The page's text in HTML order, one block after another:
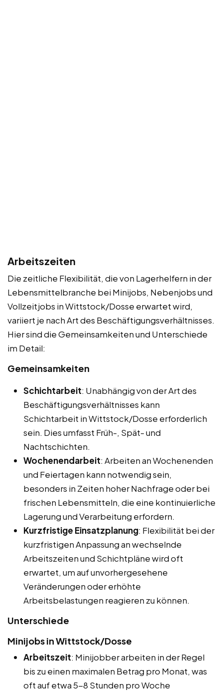
Arbeitszeiten
Die zeitliche Flexibilität, die von Lagerhelfern in der
Lebensmittelbranche bei Minijobs, Nebenjobs und
Vollzeitjobs in Wittstock/Dosse erwartet wird,
variiert je nach Art des Beschäftigungsverhältnisses.
Hier sind die Gemeinsamkeiten und Unterschiede
im Detail:
Gemeinsamkeiten
Schichtarbeit: Unabhängig von der Art des
Beschäftigungsverhältnisses kann
Schichtarbeit in Wittstock/Dosse erforderlich
sein. Dies umfasst Früh-, Spät- und
Nachtschichten.
Wochenendarbeit: Arbeiten an Wochenenden
und Feiertagen kann notwendig sein,
besonders in Zeiten hoher Nachfrage oder bei
frischen Lebensmitteln, die eine kontinuierliche
Lagerung und Verarbeitung erfordern.
Kurzfristige Einsatzplanung: Flexibilität bei der
kurzfristigen Anpassung an wechselnde
Arbeitszeiten und Schichtpläne wird oft
erwartet, um auf unvorhergesehene
Veränderungen oder erhöhte
Arbeitsbelastungen reagieren zu können.
Unterschiede
Minijobs in Wittstock/Dosse
Arbeitszeit: Minijobber arbeiten in der Regel
bis zu einen maximalen Betrag pro Monat, was
oft auf etwa 5-8 Stunden pro Woche